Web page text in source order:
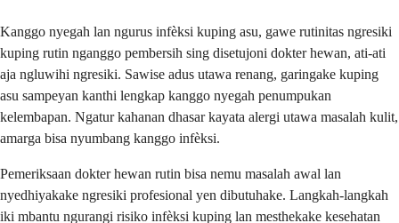
Kanggo nyegah lan ngurus infèksi kuping asu, gawe rutinitas ngresiki
kuping rutin nganggo pembersih sing disetujoni dokter hewan, ati-ati
aja ngluwihi ngresiki. Sawise adus utawa renang, garingake kuping
asu sampeyan kanthi lengkap kanggo nyegah penumpukan
kelembapan. Ngatur kahanan dhasar kayata alergi utawa masalah kulit,
amarga bisa nyumbang kanggo infèksi.
Pemeriksaan dokter hewan rutin bisa nemu masalah awal lan
nyedhiyakake ngresiki profesional yen dibutuhake. Langkah-langkah
iki mbantu ngurangi risiko infèksi kuping lan mesthekake kesehatan